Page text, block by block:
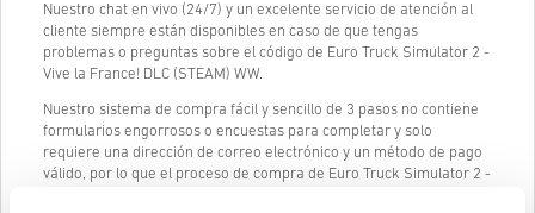
Nuestro chat en vivo (24/7) y un excelente servicio de atención al
cliente siempre están disponibles en caso de que tengas
problemas o preguntas sobre el código de Euro Truck Simulator 2 -
Vive la France! DLC (STEAM) WW.
Nuestro sistema de compra fácil y sencillo de 3 pasos no contiene
formularios engorrosos o encuestas para completar y solo
requiere una dirección de correo electrónico y un método de pago
válido, por lo que el proceso de compra de Euro Truck Simulator 2 -